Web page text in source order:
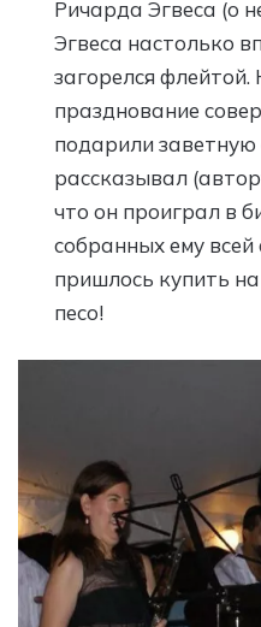
Ричарда Эгвеса (о
Эгвеса настолько
загорелся
празднование
подарили
рассказывал
что он проиграл в
собранных ему всей
пришлось купить
песо!